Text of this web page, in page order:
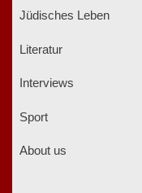
Jüdisches Leben
Literatur
Interviews
Sport
About us